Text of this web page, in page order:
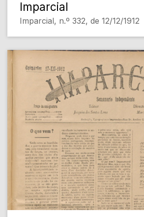
Imparcial
Imparcial, n.º 332, de 12/12/1912